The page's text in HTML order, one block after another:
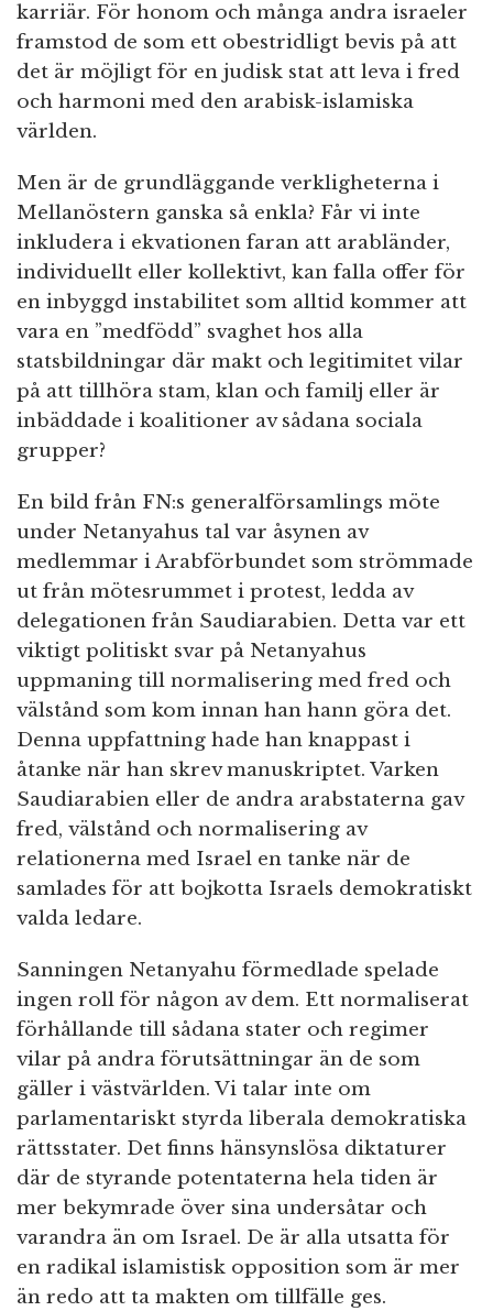
karriär. För honom och många andra israeler
framstod de som ett obestridligt bevis på att
det är möjligt för en judisk stat att leva i fred
och harmoni med den arabisk-islamiska
världen.
Men är de grundläggande verkligheterna i
Mellanöstern ganska så enkla? Får vi inte
inkludera i ekvationen faran att arabländer,
individuellt eller kollektivt, kan falla offer för
en inbyggd instabilitet som alltid kommer att
vara en ”medfödd” svaghet hos alla
statsbildningar där makt och legitimitet vilar
på att tillhöra stam, klan och familj eller är
inbäddade i koalitioner av sådana sociala
grupper?
En bild från FN:s generalförsamlings möte
under Netanyahus tal var åsynen av
medlemmar i Arabförbundet som strömmade
ut från mötesrummet i protest, ledda av
delegationen från Saudiarabien. Detta var ett
viktigt politiskt svar på Netanyahus
uppmaning till normalisering med fred och
välstånd som kom innan han hann göra det.
Denna uppfattning hade han knappast i
åtanke när han skrev manuskriptet. Varken
Saudiarabien eller de andra arabstaterna gav
fred, välstånd och normalisering av
relationerna med Israel en tanke när de
samlades för att bojkotta Israels demokratiskt
valda ledare.
Sanningen Netanyahu förmedlade spelade
ingen roll för någon av dem. Ett normaliserat
förhållande till sådana stater och regimer
vilar på andra förutsättningar än de som
gäller i västvärlden. Vi talar inte om
parlamentariskt styrda liberala demokratiska
rättsstater. Det finns hänsynslösa diktaturer
där de styrande potentaterna hela tiden är
mer bekymrade över sina undersåtar och
varandra än om Israel. De är alla utsatta för
en radikal islamistisk opposition som är mer
än redo att ta makten om tillfälle ges.